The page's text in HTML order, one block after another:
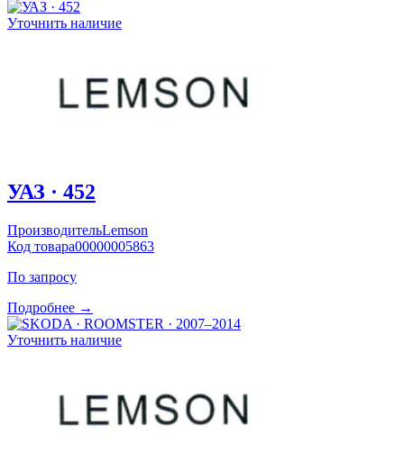
Уточнить наличие
УАЗ · 452
ПроизводительLemson
Код товара00000005863
По запросу
Подробнее →
Уточнить наличие